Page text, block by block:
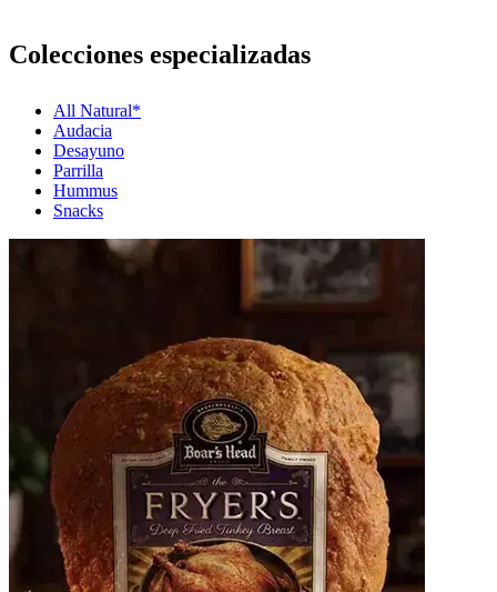
Colecciones especializadas
All Natural*
Audacia
Desayuno
Parrilla
Hummus
Snacks